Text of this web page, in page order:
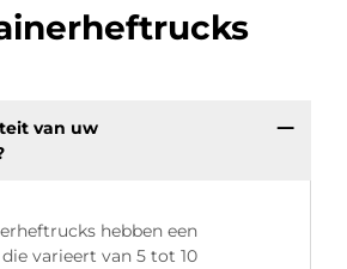
van uw
hebben een
varieert van 5 tot 10